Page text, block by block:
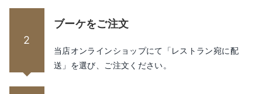
2
ブーケをご注文
当店オンラインショップにて「レストラン宛に配
送」を選び、ご注文ください。